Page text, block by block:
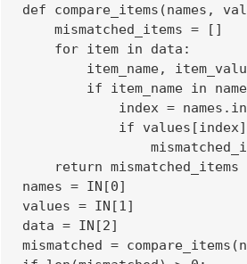
def compare_items(names,
    mismatched_items = []
    for item in data:
item_name,
if item_name in
index =
if
    return mismatched_items
names = IN[0]
values = IN[1]
data = IN[2]
mismatched =